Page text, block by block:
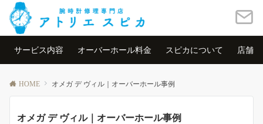
サービス内容 オーバーホール料金 スピカについて 店舗
HOME オメガ デ ヴィル｜オーバーホール事例
オメガ デ ヴィル｜オーバーホール事例